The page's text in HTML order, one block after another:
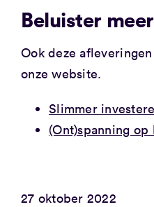
Beluister
Ook deze
onze website.
Slimmer
(Ont)spanning
27 oktober 2022